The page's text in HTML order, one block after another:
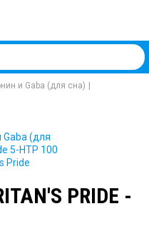
и Gaba (для сна)
PRIDE -